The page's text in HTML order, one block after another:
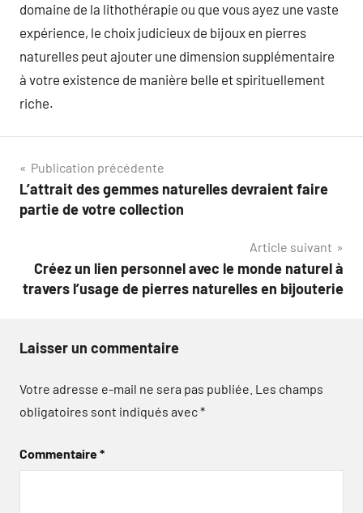
domaine de la lithothérapie ou que vous ayez une vaste
expérience, le choix judicieux de bijoux en pierres
naturelles peut ajouter une dimension supplémentaire
à votre existence de manière belle et spirituellement
riche.
Navigation
de
Publication précédente
L’attrait des gemmes naturelles devraient faire
partie de votre collection
Article suivant
Créez un lien personnel avec le monde naturel à
travers l’usage de pierres naturelles en bijouterie
Laisser un commentaire
Votre adresse e-mail ne sera pas publiée. Les champs
obligatoires sont indiqués avec*
Commentaire*